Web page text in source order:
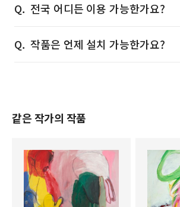
전국 어디든 이용 가능한가요?
작품은 언제 설치 가능한가요?
같은 작가의 작품